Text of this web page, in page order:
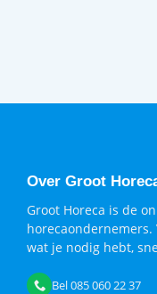
Over Groot
Groot Horeca is de
wat je nodig hebt,
Bel 085 060 22 37